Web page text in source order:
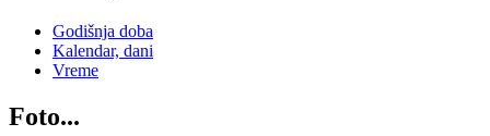
Godišnja doba
Kalendar, dani
Vreme
Foto...